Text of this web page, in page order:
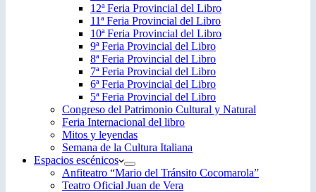
12ª Feria Provincial del Libro
11ª Feria Provincial del Libro
10ª Feria Provincial del Libro
9ª Feria Provincial del Libro
8ª Feria Provincial del Libro
7ª Feria Provincial del Libro
6ª Feria Provincial del Libro
5ª Feria Provincial del Libro
Congreso del Patrimonio Cultural y Natural
Feria Internacional del libro
Mitos y leyendas
Semana de la Cultura Italiana
Espacios escénicos
Anfiteatro “Mario del Tránsito Cocomarola”
Teatro Oficial Juan de Vera